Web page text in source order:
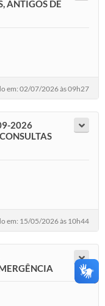
ANTIGOS DE
em: 02/07/2026 às 09h27
2026
em: 15/05/2026 às 10h44